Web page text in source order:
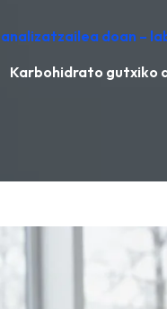
doan –
Karbohidrato gutxiko